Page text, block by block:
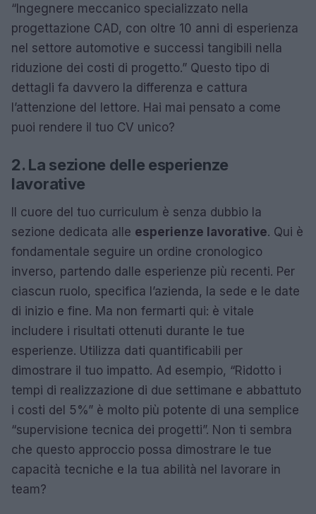
“Ingegnere meccanico specializzato nella
progettazione CAD, con oltre 10 anni di esperienza
nel settore automotive e successi tangibili nella
riduzione dei costi di progetto.” Questo tipo di
dettagli fa davvero la differenza e cattura
l’attenzione del lettore. Hai mai pensato a come
puoi rendere il tuo CV unico?
2. La sezione delle esperienze
lavorative
Il cuore del tuo curriculum è senza dubbio la
sezione dedicata alle esperienze lavorative. Qui è
fondamentale seguire un ordine cronologico
inverso, partendo dalle esperienze più recenti. Per
ciascun ruolo, specifica l’azienda, la sede e le date
di inizio e fine. Ma non fermarti qui: è vitale
includere i risultati ottenuti durante le tue
esperienze. Utilizza dati quantificabili per
dimostrare il tuo impatto. Ad esempio, “Ridotto i
tempi di realizzazione di due settimane e abbattuto
i costi del 5%” è molto più potente di una semplice
“supervisione tecnica dei progetti”. Non ti sembra
che questo approccio possa dimostrare le tue
capacità tecniche e la tua abilità nel lavorare in
team?